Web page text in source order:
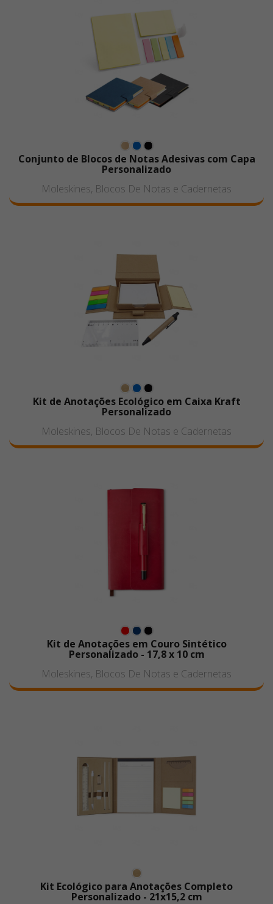
Conjunto de Blocos de Notas Adesivas com Capa
Personalizado
Moleskines, Blocos De Notas e Cadernetas
Kit de Anotações Ecológico em Caixa Kraft
Personalizado
Moleskines, Blocos De Notas e Cadernetas
Kit de Anotações em Couro Sintético
Personalizado - 17,8 x 10 cm
Moleskines, Blocos De Notas e Cadernetas
Kit Ecológico para Anotações Completo
Personalizado - 21x15,2 cm